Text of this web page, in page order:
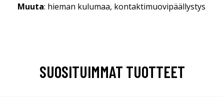
Muuta: hieman kulumaa, kontaktimuovipäällystys
SUOSITUIMMAT TUOTTEET